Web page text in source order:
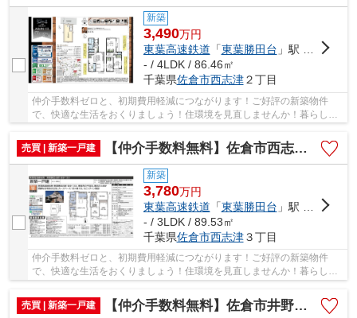
新築
3,490万円
東葉高速鉄道 「東葉勝田台 」駅 徒歩13分
- / 4LDK / 86.46㎡
千葉県佐倉市西志津２丁目
仲介手数料ゼロと、初期費用軽減につながります！ご好評の新築物件
で、快適な生活をおくりましょう！住環境を見直しませんか！暮らしの
売買 | 新築一戸建
【仲介手数料無料】佐倉市西志津 新築戸建て
新築
3,780万円
東葉高速鉄道 「東葉勝田台 」駅 徒歩14分
- / 3LDK / 89.53㎡
千葉県佐倉市西志津３丁目
仲介手数料ゼロと、初期費用軽減につながります！ご好評の新築物件
で、快適な生活をおくりましょう！住環境を見直しませんか！暮らしの
売買 | 新築一戸建
【仲介手数料無料】佐倉市井野 新築戸建て